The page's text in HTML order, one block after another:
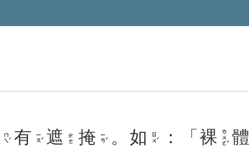
ㄇㄟˊ 有 ㄧㄡˇ 遮 ㄓㄜ 掩 ㄧㄢˇ 。 如 ㄖㄨˊ ：「 裸 ㄌㄨㄛˇ 體